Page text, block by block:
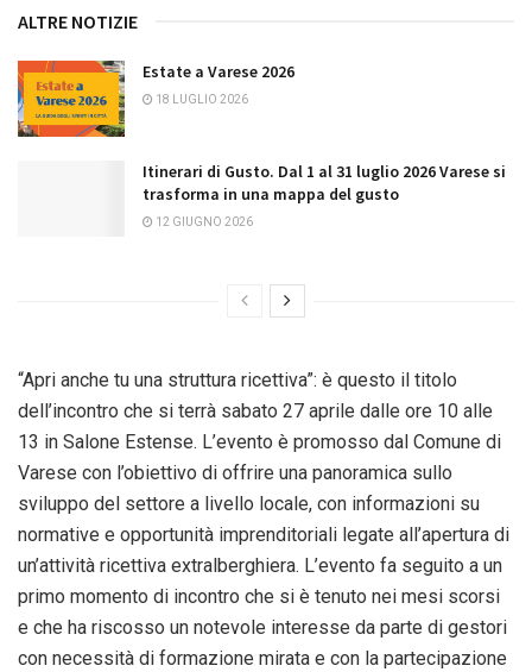
ALTRE NOTIZIE
Estate a Varese 2026
18 LUGLIO 2026
Itinerari di Gusto. Dal 1 al 31 luglio 2026 Varese si
trasforma in una mappa del gusto
12 GIUGNO 2026
“Apri anche tu una struttura ricettiva”: è questo il titolo
dell’incontro che si terrà sabato 27 aprile dalle ore 10 alle
13 in Salone Estense. L’evento è promosso dal Comune di
Varese con l’obiettivo di offrire una panoramica sullo
sviluppo del settore a livello locale, con informazioni su
normative e opportunità imprenditoriali legate all’apertura di
un’attività ricettiva extralberghiera. L’evento fa seguito a un
primo momento di incontro che si è tenuto nei mesi scorsi
e che ha riscosso un notevole interesse da parte di gestori
con necessità di formazione mirata e con la partecipazione